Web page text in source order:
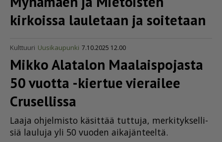
kirkoissa lauletaan ja soitetaan
Kulttuuri Uusikaupunki 7.10.2025 12.00
Mikko Alatalon Maalaispojasta
50 vuotta -kiertue vierailee
Crusellissa
Laa­ja oh­jel­mis­to kä­sit­tää tut­tu­ja, mer­ki­tyk­sel­li­
siä lau­lu­ja yli 50 vuo­den ai­ka­jän­teel­tä.